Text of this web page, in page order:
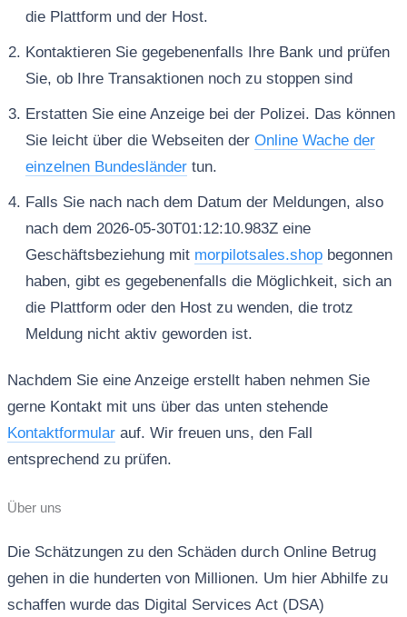
die Plattform und der Host.
Kontaktieren Sie gegebenenfalls Ihre Bank und prüfen
Sie, ob Ihre Transaktionen noch zu stoppen sind
Erstatten Sie eine Anzeige bei der Polizei. Das können
Sie leicht über die Webseiten der Online Wache der
einzelnen Bundesländertun.
Falls Sie nach nach dem Datum der Meldungen, also
nach dem 2026-05-30T01:12:10.983Z eine
Geschäftsbeziehung mit morpilotsales.shopbegonnen
haben, gibt es gegebenenfalls die Möglichkeit, sich an
die Plattform oder den Host zu wenden, die trotz
Meldung nicht aktiv geworden ist.
Nachdem Sie eine Anzeige erstellt haben nehmen Sie
gerne Kontakt mit uns über das unten stehende
Kontaktformularauf. Wir freuen uns, den Fall
entsprechend zu prüfen.
Über uns
Die Schätzungen zu den Schäden durch Online Betrug
gehen in die hunderten von Millionen. Um hier Abhilfe zu
schaffen wurde das Digital Services Act (DSA)